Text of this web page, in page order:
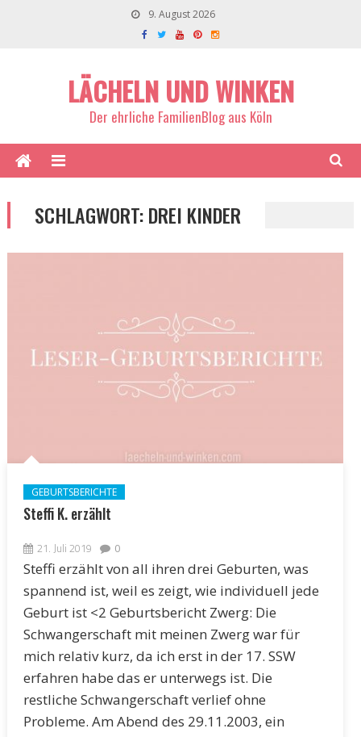
9. August 2026
LÄCHELN UND WINKEN
Der ehrliche FamilienBlog aus Köln
SCHLAGWORT:DREI KINDER
GEBURTSBERICHTE
Steffi K. erzählt
21. Juli 2019 0
Steffi erzählt von all ihren drei Geburten, was
spannend ist, weil es zeigt, wie individuell jede
Geburt ist <2 Geburtsbericht Zwerg: Die
Schwangerschaft mit meinen Zwerg war für
mich relativ kurz, da ich erst in der 17. SSW
erfahren habe das er unterwegs ist. Die
restliche Schwangerschaft verlief ohne
Probleme. Am Abend des 29.11.2003, ein